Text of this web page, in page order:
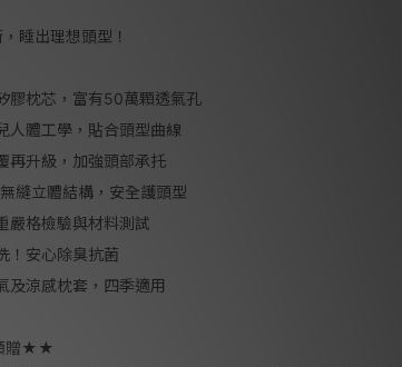
睡出理想頭型！
膠枕芯，富有50萬顆透氣孔
人體工學，貼合頭型曲線
再升級，加強頭部承托
縫立體結構，安全護頭型
嚴格檢驗與材料測試
！安心除臭抗菌
及涼感枕套，四季適用
贈★★